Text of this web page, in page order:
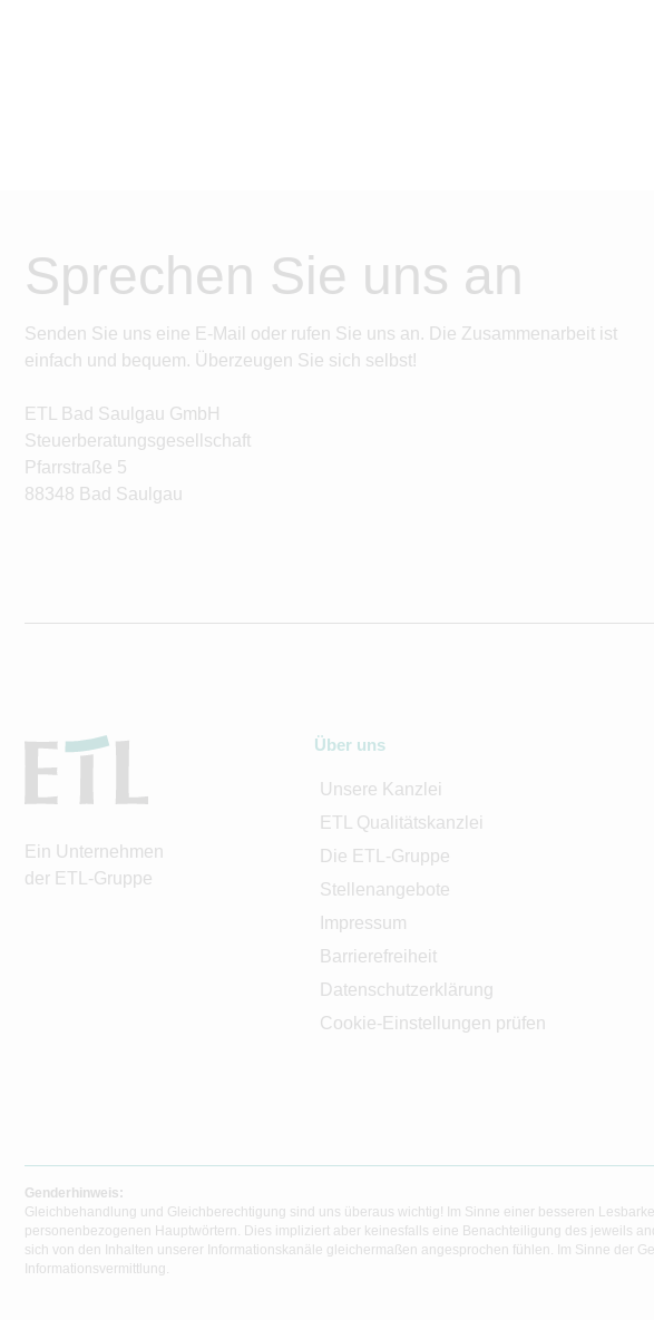
Sprechen Sie uns an
Senden Sie uns eine E-Mail oder rufen Sie uns an. Die Zusammenarbeit ist
einfach und bequem. Überzeugen Sie sich selbst!
ETL Bad Saulgau GmbH
Steuerberatungsgesellschaft
Pfarrstraße 5
88348 Bad Saulgau
Ein Unternehmen
der ETL-Gruppe
Über uns
Unsere Kanzlei
ETL Qualitätskanzlei
Die ETL-Gruppe
Stellenangebote
Impressum
Barrierefreiheit
Datenschutzerklärung
Cookie-Einstellungen prüfen
Genderhinweis:
Gleichbehandlung und Gleichberechtigung sind uns überaus wichtig! Im Sinne einer besseren
personenbezogenen Hauptwörtern. Dies impliziert aber keinesfalls eine Benachteiligung des jeweils
sich von den Inhalten unserer Informationskanäle gleichermaßen angesprochen fühlen. Im Sinne der
Informationsvermittlung.